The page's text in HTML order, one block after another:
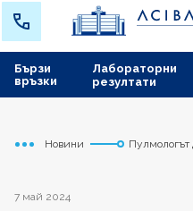
Лабораторни
резултати
Бързи
връзки
Начало
Токуда
Новини
Пулмологът
7 май 2024